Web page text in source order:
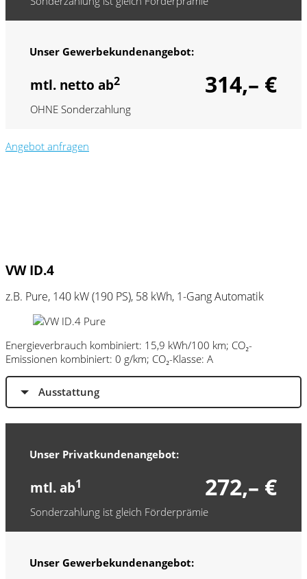
Unser Gewerbekundenangebot:
mtl. netto ab2 314,– €
OHNE Sonderzahlung
Angebot anfragen
VW ID.4
z.B. Pure, 140 kW (190 PS), 58 kWh, 1-Gang Automatik
Energieverbrauch kombiniert: 15,9 kWh/100 km; CO₂-
Emissionen kombiniert: 0 g/km; CO₂-Klasse: A
Ausstattung
Unser Privatkundenangebot:
mtl. ab1 272,– €
Sonderzahlung ist gleich Förderprämie
Unser Gewerbekundenangebot: